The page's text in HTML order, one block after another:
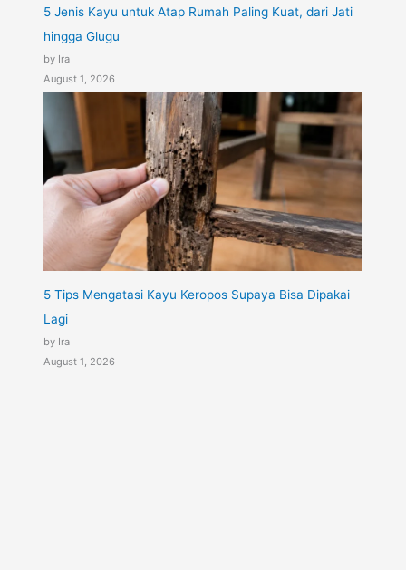
5 Jenis Kayu untuk Atap Rumah Paling Kuat, dari Jati
hingga Glugu
by Ira
August 1, 2026
5 Tips Mengatasi Kayu Keropos Supaya Bisa Dipakai
Lagi
by Ira
August 1, 2026